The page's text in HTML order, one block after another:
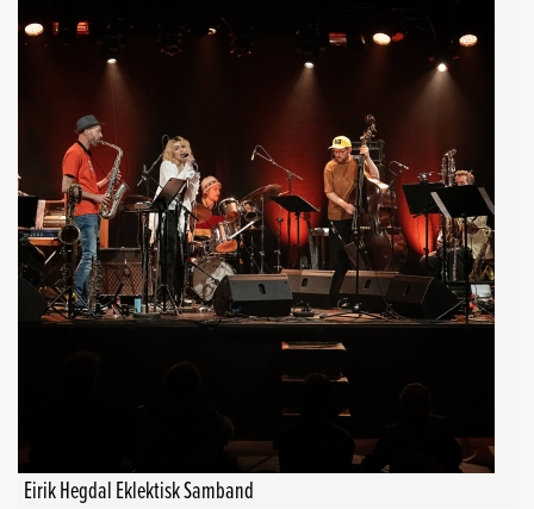
Eirik Hegdal Eklektisk Samband